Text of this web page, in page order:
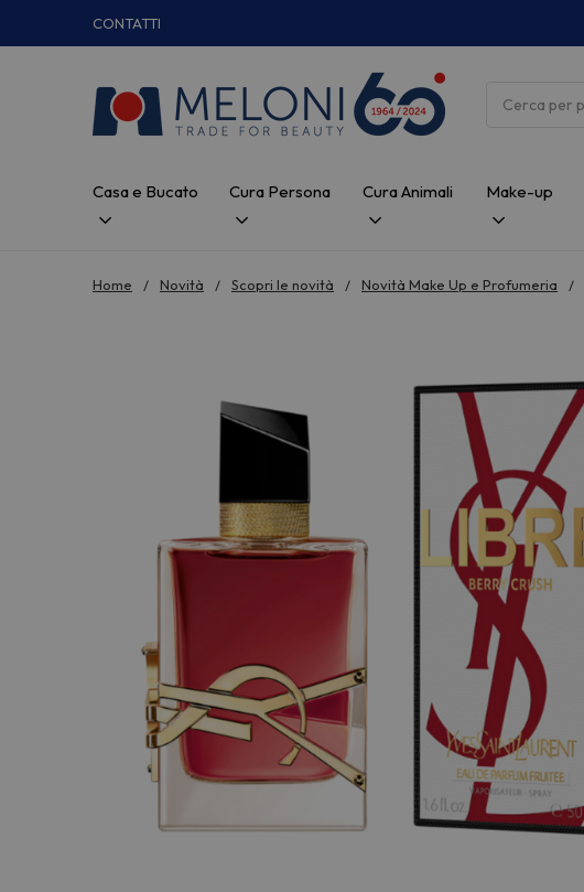
CONTATTI
Casa e Bucato Cura Persona Cura Animali Make-up
Home Novità Scopri le novità Novità Make Up e Profumeria